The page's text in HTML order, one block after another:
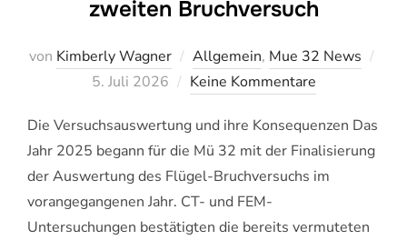
zweiten Bruchversuch
von Kimberly Wagner Allgemein, Mue 32 News
Veröffentlicht
5. Juli 2026 Keine Kommentare
Die Versuchsauswertung und ihre Konsequenzen Das
Jahr 2025 begann für die Mü 32 mit der Finalisierung
der Auswertung des Flügel-Bruchversuchs im
vorangegangenen Jahr. CT- und FEM-
Untersuchungen bestätigten die bereits vermuteten